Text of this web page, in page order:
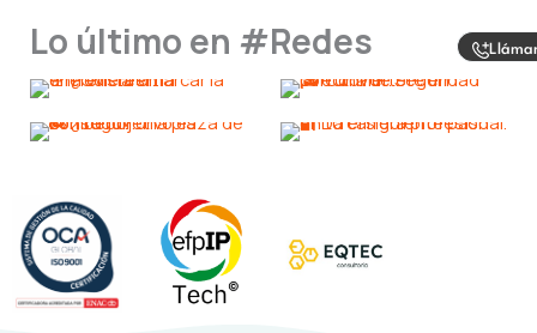
Lo último en #Redes